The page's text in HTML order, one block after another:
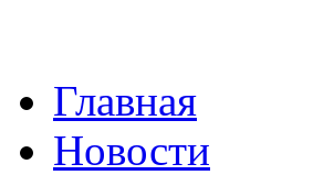
Главная
Новости